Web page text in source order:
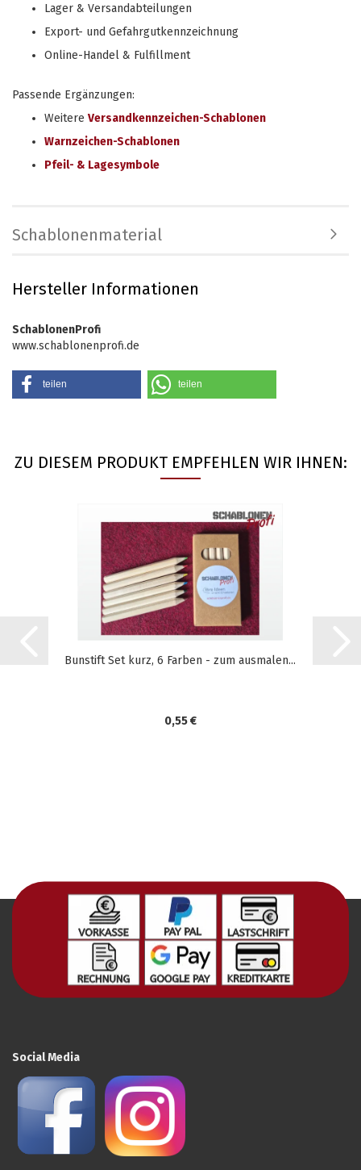
Lager & Versandabteilungen
Export- und Gefahrgutkennzeichnung
Online-Handel & Fulfillment
Passende Ergänzungen:
Weitere Versandkennzeichen-Schablonen
Warnzeichen-Schablonen
Pfeil- & Lagesymbole
Schablonenmaterial
Hersteller Informationen
SchablonenProfi
www.schablonenprofi.de
teilen teilen
ZU DIESEM PRODUKT EMPFEHLEN WIR IHNEN:
Bunstift Set kurz, 6 Farben - zum ausmalen...
0,55 €
Social Media